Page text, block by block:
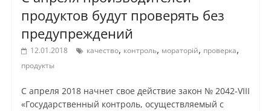
продуктов будут проверять без
предупреждений
12.01.2018 качество, контроль, мораторій, проверка,
продукты
С апреля 2018 начнет свое действие закон № 2042-VIII
«Государственный контроль, осуществляемый с